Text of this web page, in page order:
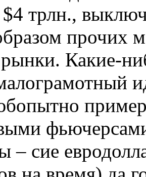
трлн.,
прочих
Какие-
– сие